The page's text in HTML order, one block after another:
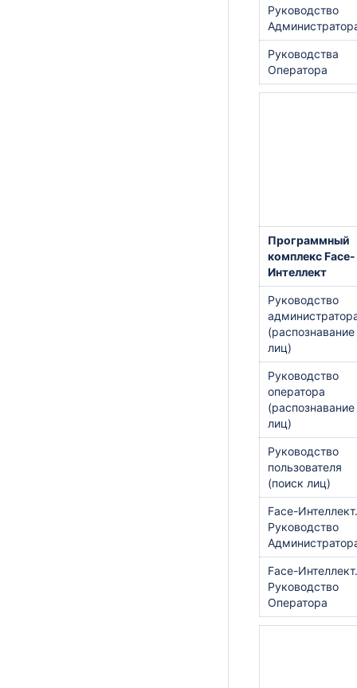
Руководство
Руководства
Оператора
Программный
комплекс Face-
Интеллект
Руководство
(распознавание
лиц)
Руководство
оператора
(распознавание
лиц)
Руководство
пользователя
(поиск лиц)
Face-Интеллект.
Руководство
Face-Интеллект.
Руководство
Oператора